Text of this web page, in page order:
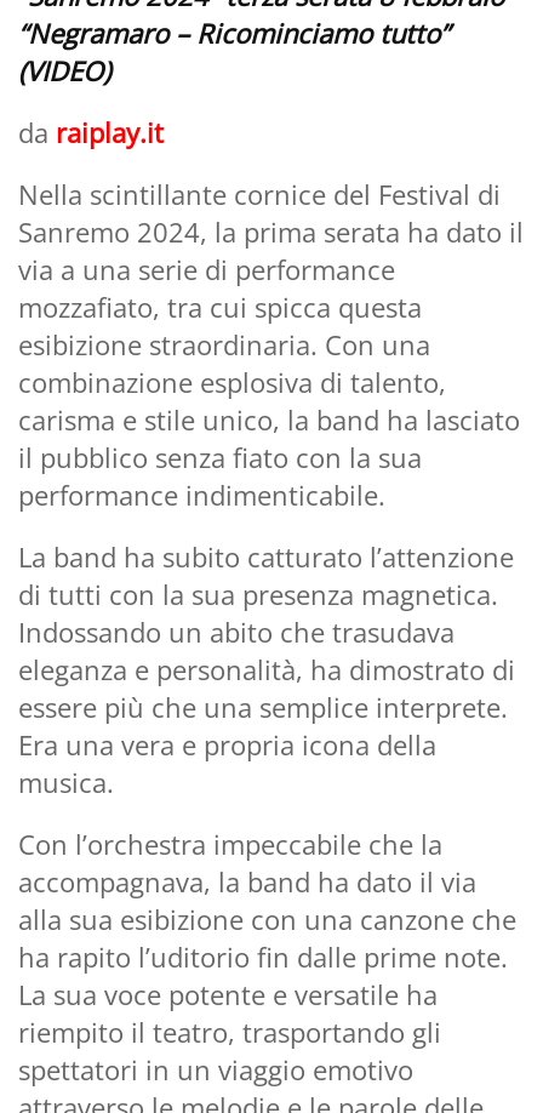
“Negramaro – Ricominciamo tutto”
(VIDEO)
da raiplay.it
Nella scintillante cornice del Festival di
Sanremo 2024, la prima serata ha dato il
via a una serie di performance
mozzafiato, tra cui spicca questa
esibizione straordinaria. Con una
combinazione esplosiva di talento,
carisma e stile unico, la band ha lasciato
il pubblico senza fiato con la sua
performance indimenticabile.
La band ha subito catturato l’attenzione
di tutti con la sua presenza magnetica.
Indossando un abito che trasudava
eleganza e personalità, ha dimostrato di
essere più che una semplice interprete.
Era una vera e propria icona della
musica.
Con l’orchestra impeccabile che la
accompagnava, la band ha dato il via
alla sua esibizione con una canzone che
ha rapito l’uditorio fin dalle prime note.
La sua voce potente e versatile ha
riempito il teatro, trasportando gli
spettatori in un viaggio emotivo